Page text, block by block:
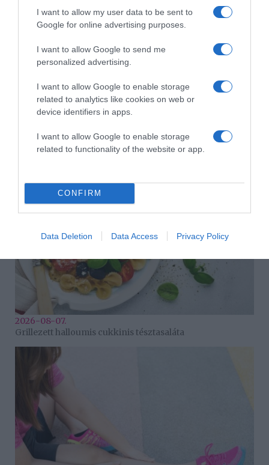
I want to allow my user data to be sent to
Google for online advertising purposes.
I want to allow Google to send me
personalized advertising.
I want to allow Google to enable storage
related to analytics like cookies on web or
device identifiers in apps.
I want to allow Google to enable storage
related to functionality of the website or app.
CONFIRM
Data Deletion Data Access Privacy Policy
Túlzott félelem a közös jövőtől – hogyan kerüld el egy új
párkapcsolatban?
2026-08-07.
Grillezett halloumis cukkinis tésztasaláta